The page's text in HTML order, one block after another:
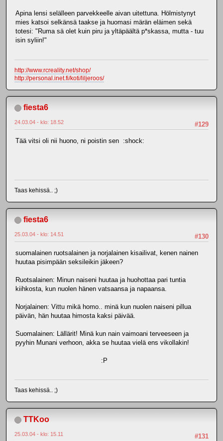
Apina lensi selälleen parvekkeelle aivan uitettuna. Hölmistynyt
mies katsoi selkänsä taakse ja huomasi märän eläimen sekä
totesi: "Ruma sä olet kuin piru ja yltäpäältä p*skassa, mutta - tuu
isin syliin!"
http://www.rcreality.net/shop/
http://personal.inet.fi/koti/liljeroos/
fiesta6
#129
24.03.04 - klo: 18.52
Tää vitsi oli nii huono, ni poistin sen :shock:
Taas kehissä.. ;)
fiesta6
#130
25.03.04 - klo: 14.51
suomalainen ruotsalainen ja norjalainen kisailivat, kenen nainen
huutaa pisimpään seksileikin jäkeen?
Ruotsalainen: Minun naiseni huutaa ja huohottaa pari tuntia
kiihkosta, kun nuolen hänen vatsaansa ja napaansa.
Norjalainen: Vittu mikä homo.. minä kun nuolen naiseni pillua
päivän, hän huutaa himosta kaksi päivää.
Suomalainen: Lällärit! Minä kun nain vaimoani terveeseen ja
pyyhin Munani verhoon, akka se huutaa vielä ens vikollakin!
:P
Taas kehissä.. ;)
TTKoo
#131
25.03.04 - klo: 15.11